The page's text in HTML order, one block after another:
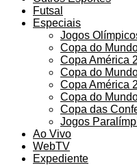
Futsal
Especiais
Jogos
Copa do
Copa América
Copa do
Copa América
Copa do
Copa das
Jogos
Ao Vivo
WebTV
Expediente